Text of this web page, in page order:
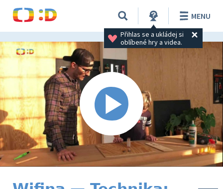
Přihlas se a ukládej si
oblíbené hry a videa.
MENU